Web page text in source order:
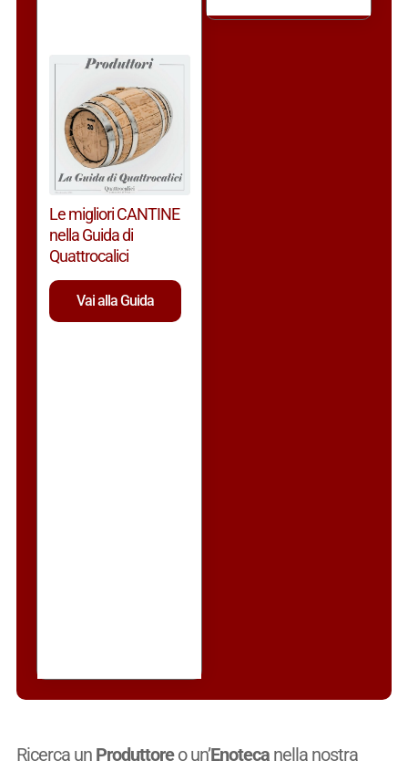
Le migliori CANTINE
nella Guida di
Quattrocalici
Vai alla Guida
Ricerca un Produttoreo un’Enotecanella nostra